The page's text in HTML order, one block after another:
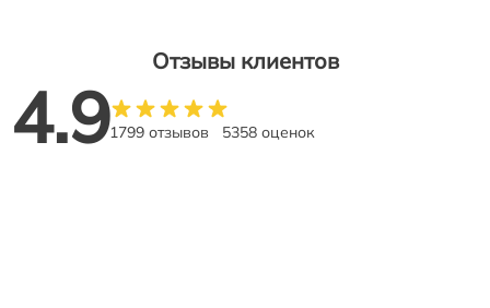
Отзывы клиентов
4.91799 отзывов 5358 оценок